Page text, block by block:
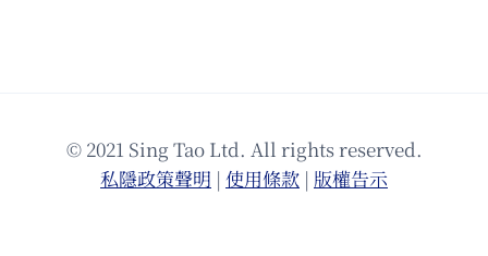
© 2021 Sing Tao Ltd. All rights reserved.
私隱政策聲明 | 使⽤條款 | 版權告⽰